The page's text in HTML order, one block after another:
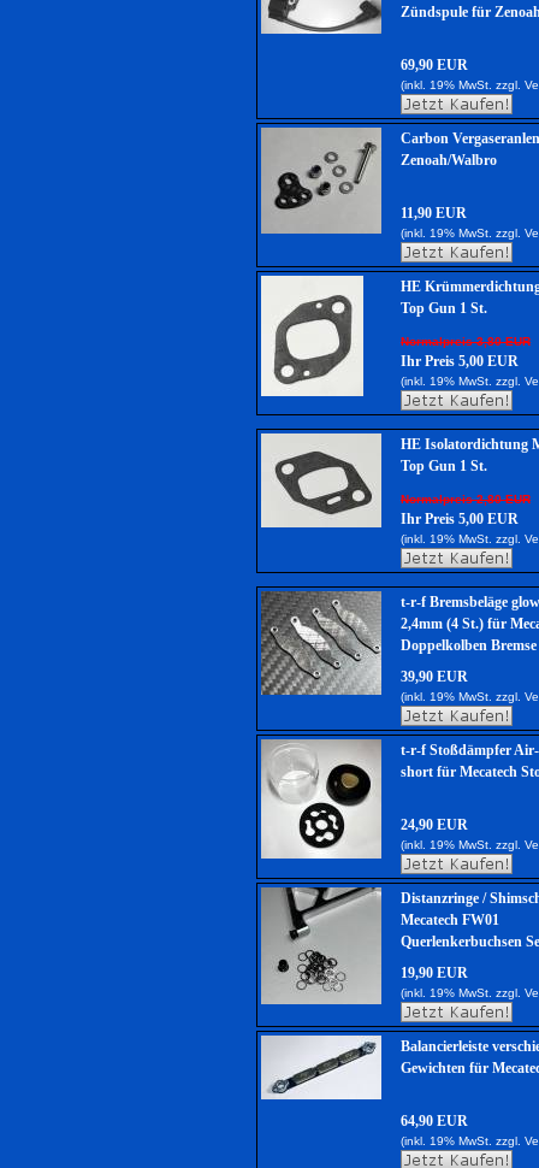
Zündspule für
69,90 EUR
(inkl. 19% MwSt. zzgl.
Carbon
Zenoah/Walbro
11,90 EUR
(inkl. 19% MwSt. zzgl.
HE
Top Gun 1 St.
Normalpreis 3,80 EUR
Ihr Preis 5,00 EUR
(inkl. 19% MwSt. zzgl.
HE Isolatordichtung
Top Gun 1 St.
Normalpreis 2,80 EUR
Ihr Preis 5,00 EUR
(inkl. 19% MwSt. zzgl.
t-r-f Bremsbeläge
2,4mm (4 St.) für
Doppelkolben Bremse
39,90 EUR
(inkl. 19% MwSt. zzgl.
t-r-f Stoßdämpfer
short für Mecatech
24,90 EUR
(inkl. 19% MwSt. zzgl.
Distanzringe /
Mecatech FW01
Querlenkerbuchsen
19,90 EUR
(inkl. 19% MwSt. zzgl.
Balancierleiste
Gewichten für
64,90 EUR
(inkl. 19% MwSt. zzgl.